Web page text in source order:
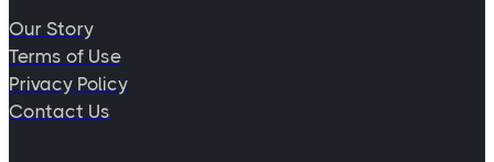
Our Story
Terms of Use
Privacy Policy
Contact Us